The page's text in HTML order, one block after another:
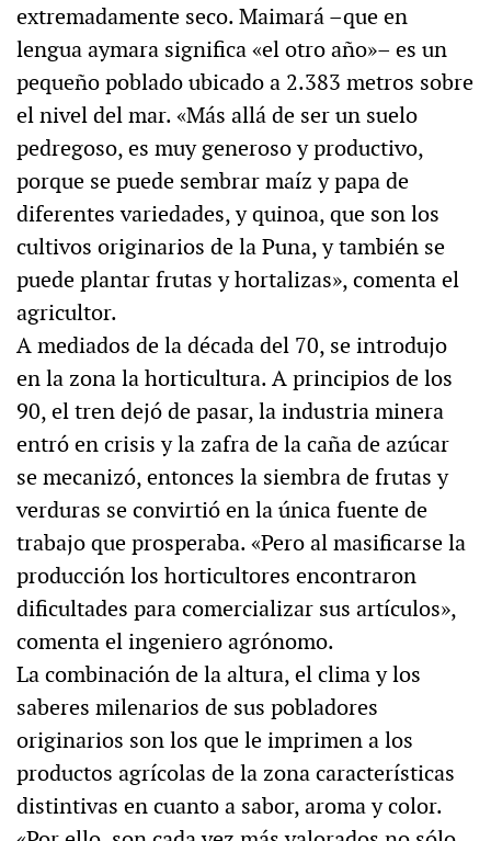
extremadamente seco. Maimará –que en
lengua aymara significa «el otro año»– es un
pequeño poblado ubicado a 2.383 metros sobre
el nivel del mar. «Más allá de ser un suelo
pedregoso, es muy generoso y productivo,
porque se puede sembrar maíz y papa de
diferentes variedades, y quinoa, que son los
cultivos originarios de la Puna, y también se
puede plantar frutas y hortalizas», comenta el
agricultor.
A mediados de la década del 70, se introdujo
en la zona la horticultura. A principios de los
90, el tren dejó de pasar, la industria minera
entró en crisis y la zafra de la caña de azúcar
se mecanizó, entonces la siembra de frutas y
verduras se convirtió en la única fuente de
trabajo que prosperaba. «Pero al masificarse la
producción los horticultores encontraron
dificultades para comercializar sus artículos»,
comenta el ingeniero agrónomo.
La combinación de la altura, el clima y los
saberes milenarios de sus pobladores
originarios son los que le imprimen a los
productos agrícolas de la zona características
distintivas en cuanto a sabor, aroma y color.